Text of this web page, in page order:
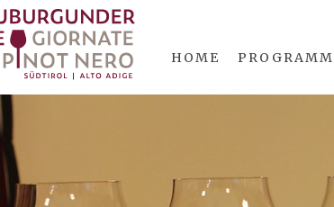
HOME PROGRAMM